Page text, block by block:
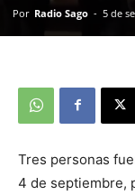
Por Radio Sago - 5 de
Tres personas
4 de septiembre,